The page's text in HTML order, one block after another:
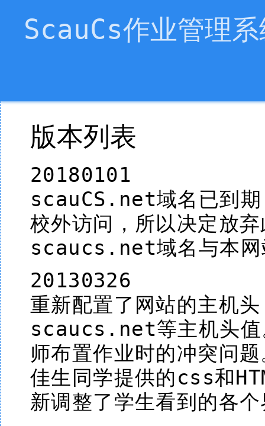
ScauCs作业管理
版本列表
20180101
scauCS.net域名已到期
校外访问，所以决定放
scaucs.net域名与本网
20130326
重新配置了网站的主机
scaucs.net等主机头值
师布置作业时的冲突问
佳生同学提供的css和
新调整了学生看到的各